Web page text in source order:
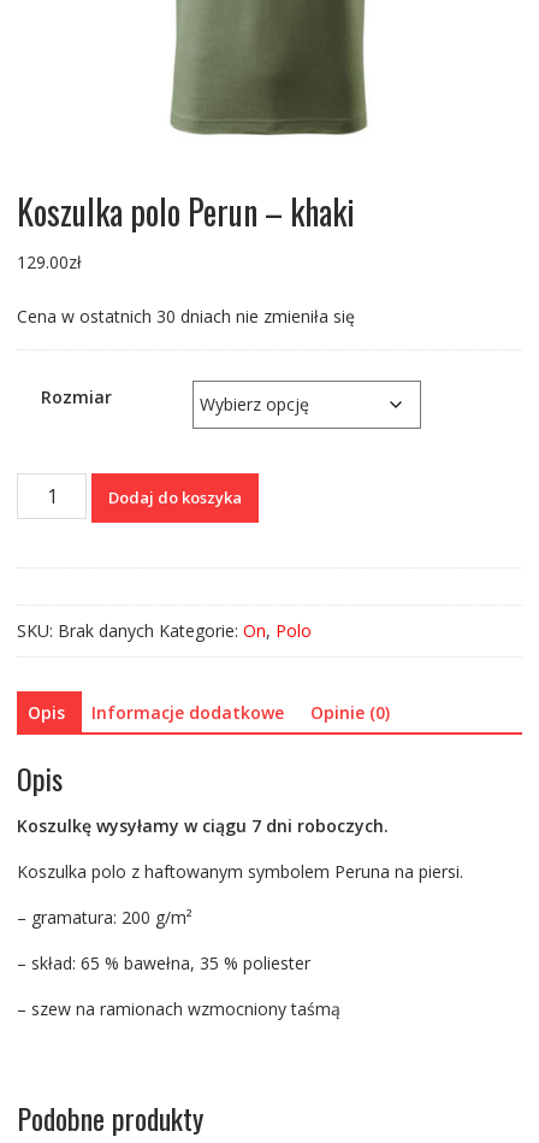
Koszulka polo Perun – khaki
129.00zł
Cena w ostatnich 30 dniach nie zmieniła się
Rozmiar
ilość
Koszulka
Perun
Dodaj do koszyka
SKU: Brak danych Kategorie: On, Polo
Opis Informacje dodatkowe Opinie (0)
Opis
Koszulkę wysyłamy w ciągu 7 dni roboczych.
Koszulka polo z haftowanym symbolem Peruna na piersi.
– gramatura: 200 g/m²
– skład: 65 % bawełna, 35 % poliester
– szew na ramionach wzmocniony taśmą
Podobne produkty